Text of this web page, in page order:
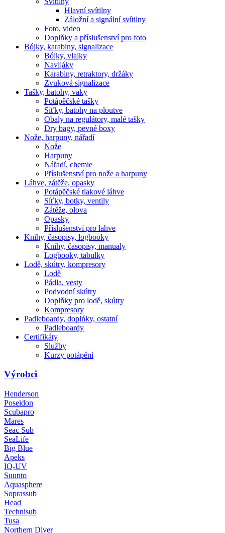
Hlavní svítilny
Záložní a signální svítilny
Foto, video
Doplňky a příslušenství pro foto
Bójky, karabiny, signalizace
Bójky, vlajky
Navijáky
Karabiny, retraktory, držáky
Zvuková signalizace
Tašky, batohy, vaky
Potápěčské tašky
Síťky, batohy na ploutve
Obaly na regulátory, malé tašky
Dry bagy, pevné boxy
Nože, harpuny, nářadí
Nože
Harpuny
Nářadí, chemie
Příslušenství pro nože a harpuny
Láhve, zátěže, opasky
Potápěčské tlakové láhve
Síťky, botky, ventily
Zátěže, olova
Opasky
Příslušenství pro lahve
Knihy, časopisy, logbooky
Knihy, časopisy, manualy
Logbooky, tabulky
Lodě, skútry, kompresory
Lodě
Pádla, vesty
Podvodní skútry
Doplňky pro lodě, skútry
Kompresory
Padleboardy, doplńky, ostatní
Padleboardy
Certifikáty
Služby
Kurzy potápění
Výrobci
Henderson
Poseidon
Scubapro
Mares
Seac Sub
SeaLife
Big Blue
Apeks
IQ-UV
Suunto
Aquasphere
Soprassub
Head
Technisub
Tusa
Northern Diver